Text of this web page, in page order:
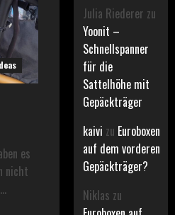
es
nicht
Julia Riederer zu
Yoonit –
Schnellspanner
für die
Sattelhöhe mit
Gepäckträger
kaivi zu Euroboxen
auf dem vorderen
Gepäckträger?
Niklas zu